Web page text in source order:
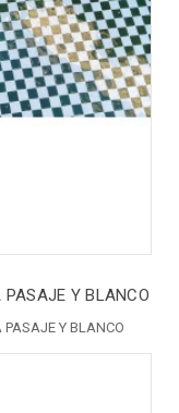
PASAJE Y BLANCO
PASAJE Y BLANCO